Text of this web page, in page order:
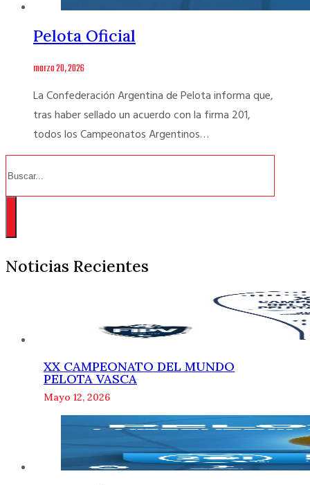
Pelota Oficial
marzo 20, 2026
La Confederación Argentina de Pelota informa que,
tras haber sellado un acuerdo con la firma 201,
todos los Campeonatos Argentinos…
Noticias Recientes
XX CAMPEONATO DEL MUNDO
PELOTA VASCA
Mayo 12, 2026